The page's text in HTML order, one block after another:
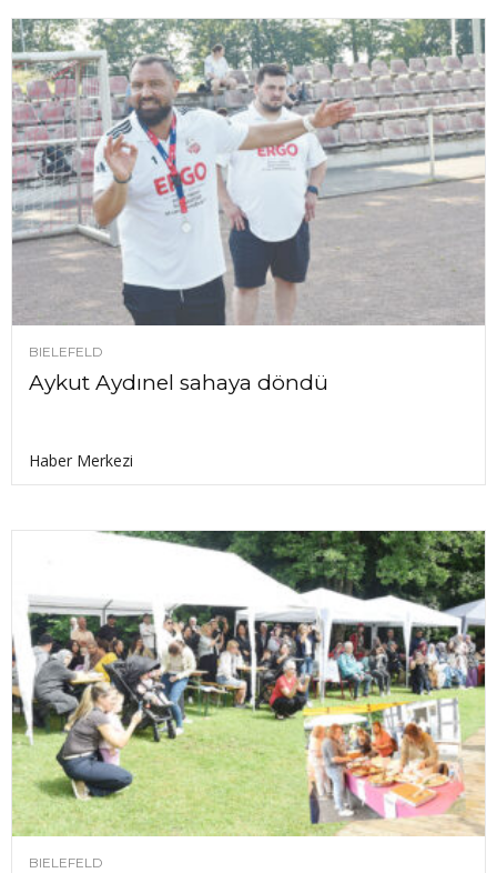
BIELEFELD
Aykut Aydınel sahaya döndü
Haber Merkezi
BIELEFELD